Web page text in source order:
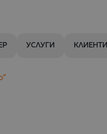
УСЛУГИ КЛИЕНТИ